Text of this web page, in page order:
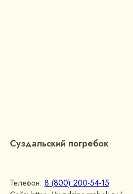
Суздальский погребок
Телефон: 8 (800) 200-54-15